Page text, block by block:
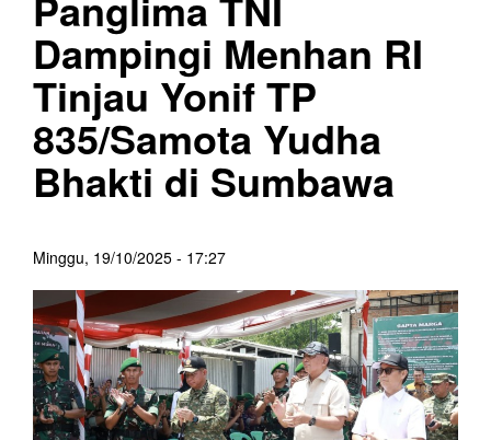
Dampingi Menhan RI
Tinjau Yonif TP
835/Samota Yudha
Bhakti di Sumbawa
Minggu, 19/10/2025 - 17:27